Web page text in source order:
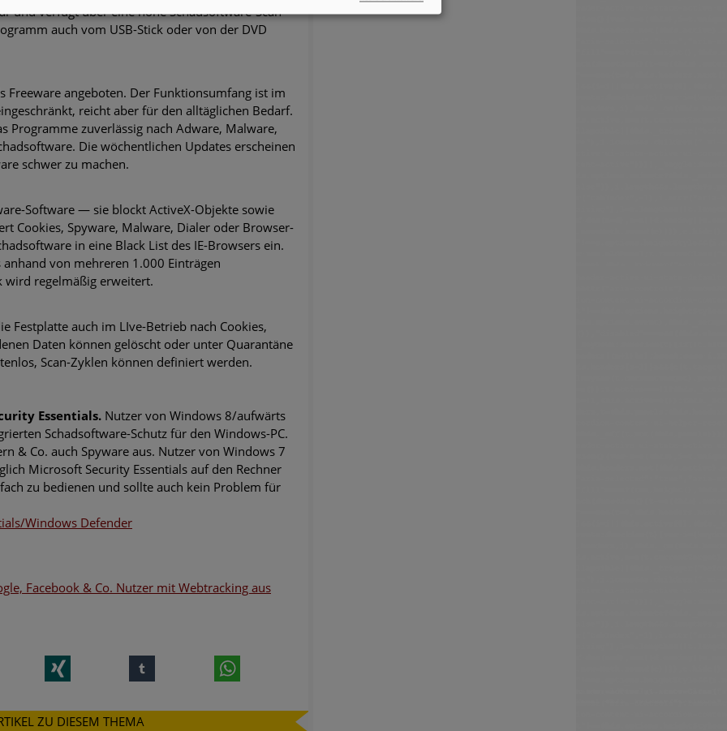
und verfügt über eine hohe Schadsoftware-Scan-
auch vom USB-Stick oder von der DVD
Freeware angeboten. Der Funktionsumfang ist im
reicht aber für den alltäglichen Bedarf.
Programme zuverlässig nach Adware, Malware,
Die wöchentlichen Updates erscheinen
schwer zu machen.
Software — sie blockt ActiveX-Objekte sowie
Cookies, Spyware, Malware, Dialer oder Browser-
in eine Black List des IE-Browsers ein.
von mehreren 1.000 Einträgen
wird regelmäßig erweitert.
Festplatte auch im LIve-Betrieb nach Cookies,
Daten können gelöscht oder unter Quarantäne
Scan-Zyklen können definiert werden.
Essentials. Nutzer von Windows 8/aufwärts
Schadsoftware-Schutz für den Windows-PC.
& Co. auch Spyware aus. Nutzer von Windows 7
Microsoft Security Essentials auf den Rechner
zu bedienen und sollte auch kein Problem für
Windows Defender
Facebook & Co. Nutzer mit Webtracking aus
ZU DIESEM THEMA